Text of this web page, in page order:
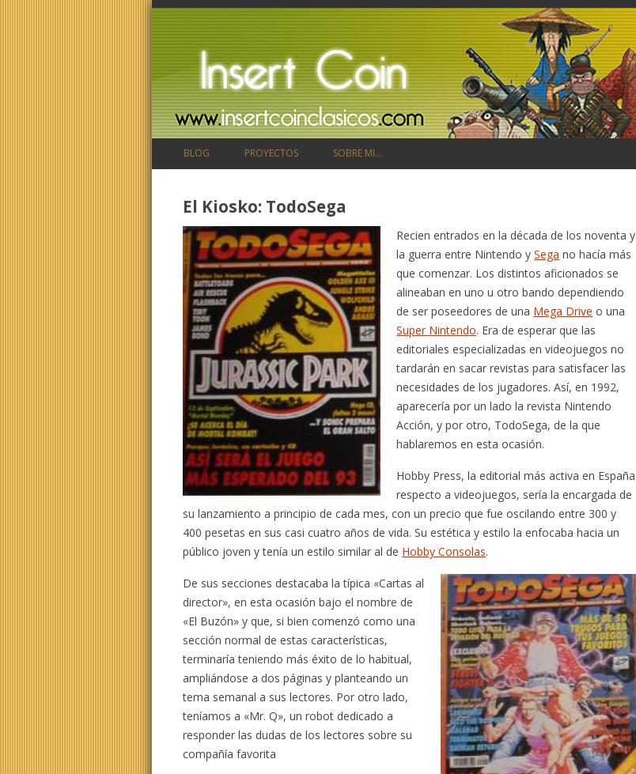
BLOG PROYECTOS SOBRE MI…
El Kiosko: TodoSega
Recien entrados en la década de los noventa y
la guerra entre Nintendo ySega no hacía más
que comenzar. Los distintos aficionados se
alineaban en uno u otro bando dependiendo
de ser poseedores de una Mega Drive o una
Super Nintendo. Era de esperar que las
editoriales especializadas en videojuegos no
tardarán en sacar revistas para satisfacer las
necesidades de los jugadores. Así, en 1992,
aparecería por un lado la revista Nintendo
Acción, y por otro, TodoSega, de la que
hablaremos en esta ocasión.
Hobby Press, la editorial más activa en España
respecto a videojuegos, sería la encargada de
su lanzamiento a principio de cada mes, con un precio que fue oscilando entre 300 y
400 pesetas en sus casi cuatro años de vida. Su estética y estilo la enfocaba hacia un
público joven y tenía un estilo similar al de Hobby Consolas.
De sus secciones destacaba la típica «Cartas al
director», en esta ocasión bajo el nombre de
«El Buzón» y que, si bien comenzó como una
sección normal de estas características,
terminaría teniendo más éxito de lo habitual,
ampliándose a dos páginas y planteando un
tema semanal a sus lectores. Por otro lado,
teníamos a «Mr. Q», un robot dedicado a
responder las dudas de los lectores sobre su
compañía favorita